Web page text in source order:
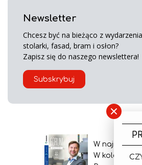
Newsletter
Chcesz być na bieżąco z
stolarki, fasad, bram i osłon?
Zapisz się do naszego newslettera!
Subskrybuj
W
W kolejnym
×